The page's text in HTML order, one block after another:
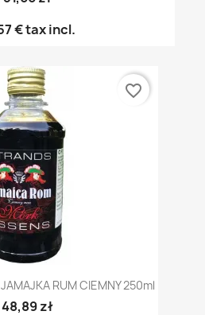
€tax incl.
RUM CIEMNY 250ml
48,89 zł
favorite_border